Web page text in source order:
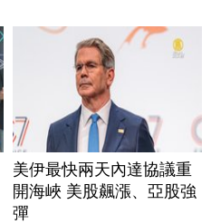
美伊最快兩天內達協議重
開海峽 美股飆漲、亞股強
彈